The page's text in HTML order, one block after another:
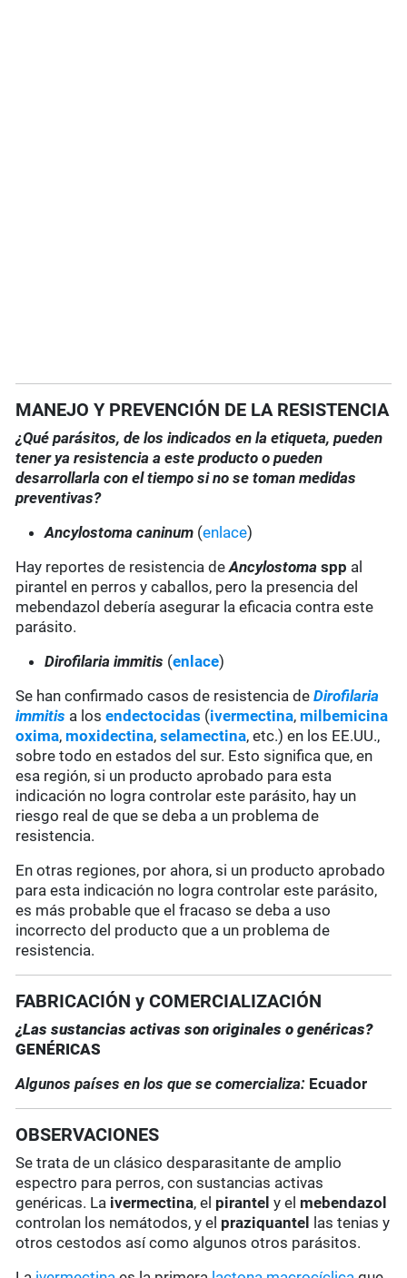
MANEJO Y PREVENCIÓN DE LA RESISTENCIA
¿Qué parásitos, de los indicados en la etiqueta, pueden
tener ya resistencia a este producto o pueden
desarrollarla con el tiempo si no se toman medidas
preventivas?
Ancylostoma caninum (enlace)
Hay reportes de resistencia deAncylostoma spp al
pirantel en perros y caballos, pero la presencia del
mebendazol debería asegurar la eficacia contra este
parásito.
Dirofilaria immitis (enlace)
Se han confirmado casos de resistencia deDirofilaria
immitis a losendectocidas (ivermectina, milbemicina
oxima, moxidectina,selamectina, etc.) en los EE.UU.,
sobre todo en estados del sur. Esto significa que, en
esa región, si un producto aprobado para esta
indicación no logra controlar este parásito, hay un
riesgo real de que se deba a un problema de
resistencia.
En otras regiones, por ahora, si un producto aprobado
para esta indicación no logra controlar este parásito,
es más probable que el fracaso se deba a uso
incorrecto del producto que a un problema de
resistencia.
FABRICACIÓN y COMERCIALIZACIÓN
¿Las sustancias activas son originales o genéricas?
GENÉRICAS
Algunos países en los que se comercializa: Ecuador
OBSERVACIONES
Se trata de un clásico desparasitante de amplio
espectro para perros, con sustancias activas
genéricas. La ivermectina, el pirantel y el mebendazol
controlan los nemátodos, y el praziquantel
las tenias y
otros cestodos así como algunos otros parásitos.